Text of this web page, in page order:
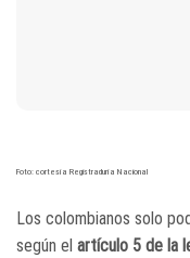
Foto: cortesía Registraduría Nacional
Los colombianos solo
según el artículo 5 de la